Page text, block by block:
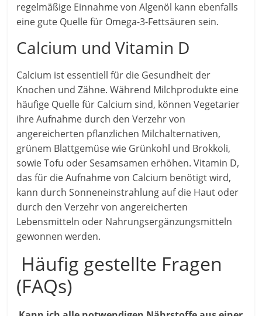
regelmäßige Einnahme von Algenöl kann ebenfalls
eine gute Quelle für Omega-3-Fettsäuren sein.
Calcium und Vitamin D
Calcium ist essentiell für die Gesundheit der
Knochen und Zähne. Während Milchprodukte eine
häufige Quelle für Calcium sind, können Vegetarier
ihre Aufnahme durch den Verzehr von
angereicherten pflanzlichen Milchalternativen,
grünem Blattgemüse wie Grünkohl und Brokkoli,
sowie Tofu oder Sesamsamen erhöhen. Vitamin D,
das für die Aufnahme von Calcium benötigt wird,
kann durch Sonneneinstrahlung auf die Haut oder
durch den Verzehr von angereicherten
Lebensmitteln oder Nahrungsergänzungsmitteln
gewonnen werden.
Häufig gestellte Fragen
(FAQs)